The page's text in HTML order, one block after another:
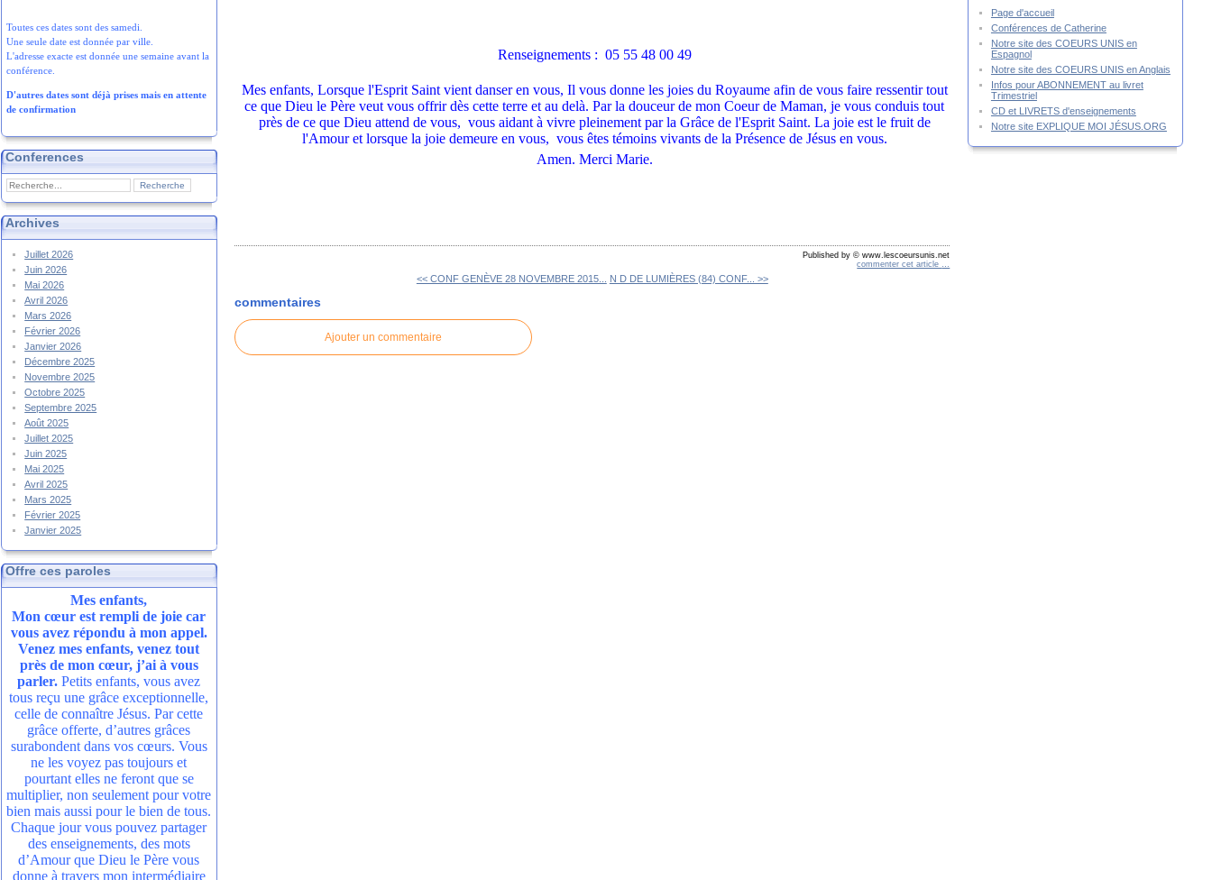
Toutes ces dates sont des samedi.
Une seule date est donnée par ville.
L'adresse exacte est donnée une semaine avant la
conférence.
D'autres dates sont déjà prises mais en attente
de confirmation
Conferences
Archives
Juillet 2026
Juin 2026
Mai 2026
Avril 2026
Mars 2026
Février 2026
Janvier 2026
Décembre 2025
Novembre 2025
Octobre 2025
Septembre 2025
Août 2025
Juillet 2025
Juin 2025
Mai 2025
Avril 2025
Mars 2025
Février 2025
Janvier 2025
Offre ces paroles
Mes enfants,
Mon cœur est rempli de joie car
vous avez répondu à mon appel.
Venez mes enfants, venez tout
près de mon cœur, j’ai à vous
parler. Petits enfants, vous avez
tous reçu une grâce exceptionnelle,
celle de connaître Jésus. Par cette
grâce offerte, d’autres grâces
surabondent dans vos cœurs. Vous
ne les voyez pas toujours et
pourtant elles ne feront que se
multiplier, non seulement pour votre
bien mais aussi pour le bien de tous.
Chaque jour vous pouvez partager
des enseignements, des mots
d’Amour que Dieu le Père vous
donne à travers mon intermédiaire
Renseignements : 05 55 48 00 49
Mes enfants, Lorsque l'Esprit Saint vient danser en vous, Il vous donne les joies du Royaume afin de vous faire ressentir tout
ce que Dieu le Père veut vous offrir dès cette terre et au delà. Par la douceur de mon Coeur de Maman, je vous conduis tout
près de ce que Dieu attend de vous, vous aidant à vivre pleinement par la Grâce de l'Esprit Saint. La joie est le fruit de
l'Amour et lorsque la joie demeure en vous, vous êtes témoins vivants de la Présence de Jésus en vous.
Amen. Merci Marie.
Published by © www.lescoeursunis.net
commenter cet article …
<< CONF GENÈVE 28 NOVEMBRE 2015... N D DE LUMIÈRES (84) CONF... >>
commentaires
Ajouter un commentaire
Page d'accueil
Conférences de Catherine
Notre site des COEURS UNIS en
Espagnol
Notre site des COEURS UNIS en Anglais
Infos pour ABONNEMENT au livret
Trimestriel
CD et LIVRETS d'enseignements
Notre site EXPLIQUE MOI JÉSUS.ORG